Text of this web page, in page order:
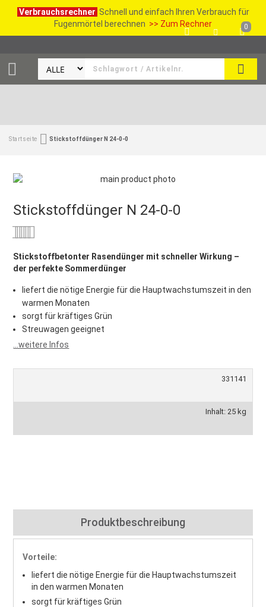
Verbrauchsrechner Schnell und einfach Ihren Verbrauch für
Fugenmörtel berechnen >> Zum Rechner
SUCHE
0
Startseite Stickstoffdünger N 24-0-0
Stickstoffdünger N 24-0-0
Stickstoffbetonter Rasendünger mit schneller Wirkung –
der perfekte Sommerdünger
liefert die nötige Energie für die Hauptwachstumszeit in den
warmen Monaten
sorgt für kräftiges Grün
Streuwagen geeignet
...weitere Infos
331141
Inhalt: 25 kg
Produktbeschreibung
Vorteile:
liefert die nötige Energie für die Hauptwachstumszeit
in den warmen Monaten
sorgt für kräftiges Grün